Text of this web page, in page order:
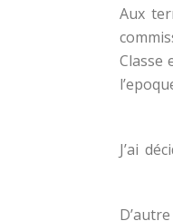
Aux
Classe
J’ai